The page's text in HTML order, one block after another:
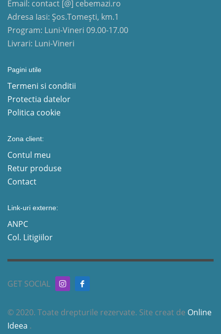
Email: contact [@] cebemazi.ro
Adresa Iasi: Șos.Tomești, km.1
Program: Luni-Vineri 09.00-17.00
Livrari: Luni-Vineri
Pagini utile
Termeni si conditii
Protectia datelor
Politica cookie
Zona client:
Contul meu
Retur produse
Contact
Link-uri externe:
ANPC
Col. Litigiilor
GET SOCIAL
© 2020. Toate drepturile rezervate. Site creat de Online
Ideea .